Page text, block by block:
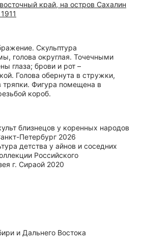
край, на остров Сахалин
Скульптура
голова округлая. Точечными
глаза; брови и рот –
Голова обернута в стружки,
тряпки. Фигура помещена в
короб.
близнецов у коренных народов
Петербург 2026
детства у айнов и соседних
Российского
г. Сираой 2020
и Дальнего Востока